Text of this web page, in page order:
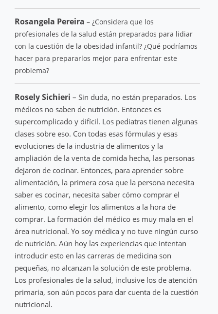
Rosangela Pereira – ¿Considera que los
profesionales de la salud están preparados para lidiar
con la cuestión de la obesidad infantil? ¿Qué podríamos
hacer para prepararlos mejor para enfrentar este
problema?
Rosely Sichieri – Sin duda, no están preparados. Los
médicos no saben de nutrición. Entonces es
supercomplicado y difícil. Los pediatras tienen algunas
clases sobre eso. Con todas esas fórmulas y esas
evoluciones de la industria de alimentos y la
ampliación de la venta de comida hecha, las personas
dejaron de cocinar. Entonces, para aprender sobre
alimentación, la primera cosa que la persona necesita
saber es cocinar, necesita saber cómo comprar el
alimento, como elegir los alimentos a la hora de
comprar. La formación del médico es muy mala en el
área nutricional. Yo soy médica y no tuve ningún curso
de nutrición. Aún hoy las experiencias que intentan
introducir esto en las carreras de medicina son
pequeñas, no alcanzan la solución de este problema.
Los profesionales de la salud, inclusive los de atención
primaria, son aún pocos para dar cuenta de la cuestión
nutricional.